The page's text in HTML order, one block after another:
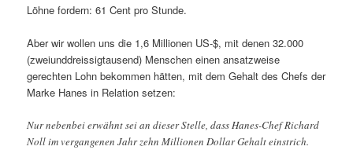
Löhne fordern: 61 Cent pro Stunde.
Aber wir wollen uns die 1,6 Millionen US-$, mit denen 32.000
(zweiunddreissigtausend) Menschen einen ansatzweise
gerechten Lohn bekommen hätten, mit dem Gehalt des Chefs der
Marke Hanes in Relation setzen:
Nur nebenbei erwähnt sei an dieser Stelle, dass Hanes-Chef Richard
Noll im vergangenen Jahr zehn Millionen Dollar Gehalt einstrich.